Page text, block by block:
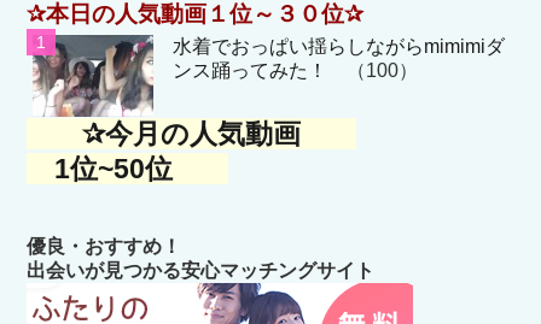
✰本日の人気動画１位～３０位✰
水着でおっぱい揺らしながらmimimiダ
ンス踊ってみた！
（100）
✰今月の人気動画
1位~50位
優良・おすすめ！
出会いが見つかる安心マッチングサイト